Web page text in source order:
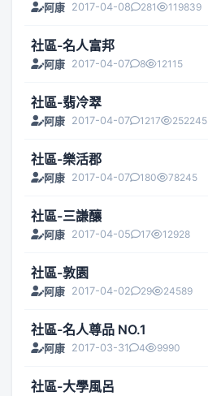
阿康 2017-04-08 281 119839
社區-名人富邦
阿康 2017-04-07 8 12115
社區-翡冷翠
阿康 2017-04-07 1217 252245
社區-樂活郡
阿康 2017-04-07 180 78245
社區-三謙釀
阿康 2017-04-05 17 12928
社區-敦園
阿康 2017-04-02 29 24589
社區-名人尊品 NO.1
阿康 2017-03-31 4 9990
社區-大學風呂